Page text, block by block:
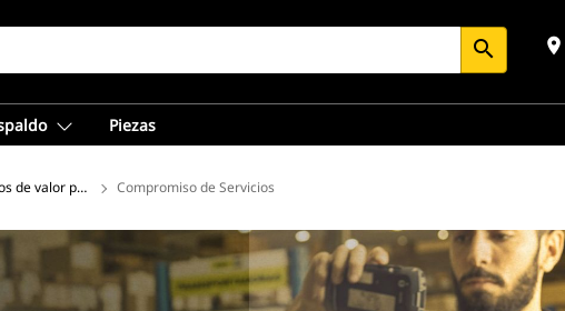
search place
Piezas
de valor para el clienteCompromiso de Servicios